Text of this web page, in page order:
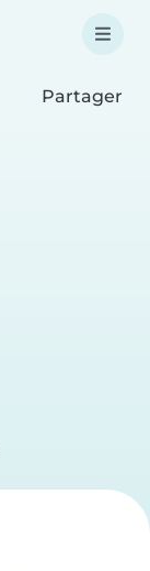
Partager